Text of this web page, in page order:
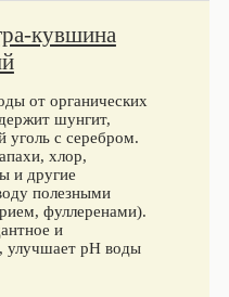
кувшина
от органических
шунгит,
уголь с серебром.
хлор,
и другие
полезными
фуллеренами).
и
улучшает pH воды